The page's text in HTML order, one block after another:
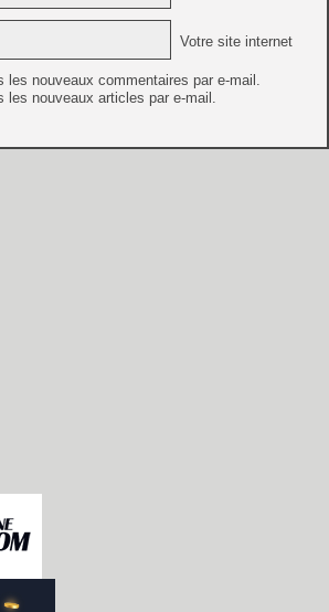
Votre site internet
les nouveaux commentaires par e-mail.
les nouveaux articles par e-mail.